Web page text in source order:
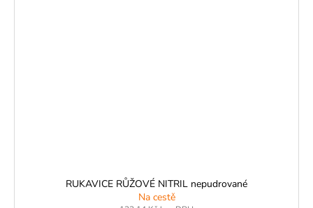
RUKAVICE RŮŽOVÉ NITRIL nepudrované
Na cestě